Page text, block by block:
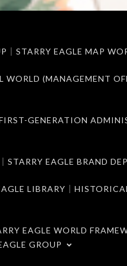
｜STARRY EAGLE MAP
(MANAGEMENT
GENERATION
EAGLE BRAND
LIBRARY｜
EAGLE WORLD
GROUP